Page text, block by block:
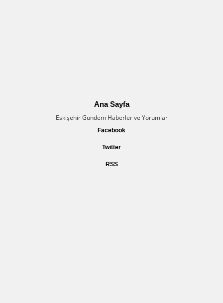
Ana Sayfa
Eskişehir Gündem Haberler ve Yorumlar
Facebook
Twitter
RSS